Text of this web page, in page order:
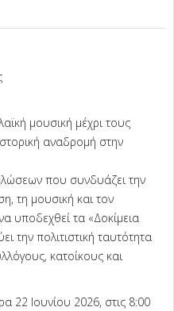
μουσική μέχρι τους
αναδρομή στην
που συνδυάζει την
τη μουσική και τον
υποδεχθεί τα «Δοκίμεια
την πολιτιστική ταυτότητα
κατοίκους και
22 Ιουνίου 2026, στις 8:00